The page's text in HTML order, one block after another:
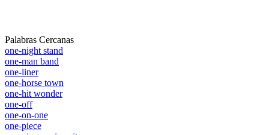
Palabras Cercanas
one-night stand
one-man band
one-liner
one-horse town
one-hit wonder
one-off
one-on-one
one-piece